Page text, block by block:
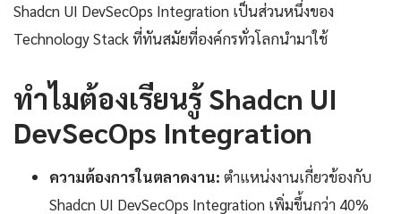
Shadcn UI DevSecOps Integration เป็นส่วนหนึ่งของ
Technology Stack ที่ทันสมัยที่องค์กรทั่วโลกนำมาใช้
ทำไมต้องเรียนรู้ Shadcn UI
DevSecOps Integration
ความต้องการในตลาดงาน: ตำแหน่งงานเกี่ยวข้องกับ
Shadcn UI DevSecOps Integration เพิ่มขึ้นกว่า 40%